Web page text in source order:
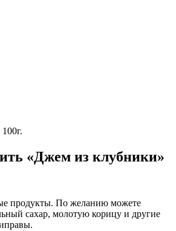
«Джем из клубники»
продукты. По желанию можете
сахар, молотую корицу и другие